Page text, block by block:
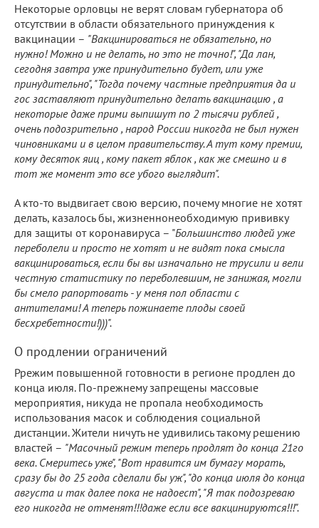
Некоторые орловцы не верят словам губернатора об
отсутствии в области обязательного принуждения к
вакцинации – "Вакцинироваться не обязательно, но
нужно! Можно и не делать, но это не точно!", "Да лан,
сегодня завтра уже принудительно будет, или уже
принудительно", "Тогда почему частные предприятия да и
гос заставляют принудительно делать вакцинацию , а
некоторые даже прими выпишут по 2 тысячи рублей ,
очень подозрительно , народ России никогда не был нужен
чиновниками и в целом правительству. А тут кому премии,
кому десяток яиц , кому пакет яблок , как же смешно и в
тот же момент это все убого выглядит".
А кто-то выдвигает свою версию, почему многие не хотят
делать, казалось бы, жизненнонеобходимую прививку
для защиты от коронавируса – "Большинство людей уже
переболели и просто не хотят и не видят пока смысла
вакцинироваться, если бы вы изначально не трусили и вели
честную статистику по переболевшим, не занижая, могли
бы смело рапортовать - у меня пол области с
антителами! А теперь пожинаете плоды своей
бесхребетности!)))".
О продлении ограничений
Ррежим повышенной готовности в регионе продлен до
конца июля. По-прежнему запрещены массовые
мероприятия, никуда не пропала необходимость
использования масок и соблюдения социальной
дистанции. Жители ничуть не удивились такому решению
властей – "Масочный режим теперь продлят до конца 21го
века. Смеритесь уже", "Вот нравится им бумагу морать,
сразу бы до 25 года сделали бы уж", "до конца июля до конца
августа и так далее пока не надоест", "Я так подозреваю
его никогда не отменят!!!даже если все вакцинируются!!!".